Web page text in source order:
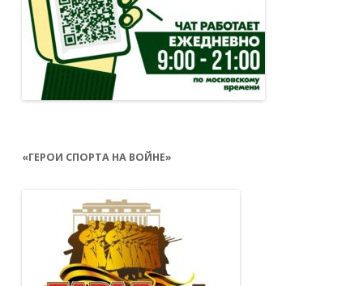
«ГЕРОИ СПОРТА НА ВОЙНЕ»